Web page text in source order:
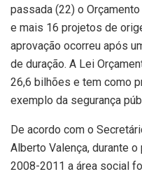
passada (22) o
e mais 16 projetos de
aprovação ocorreu após
de duração. A Lei
26,6 bilhões e tem como
exemplo da segurança
De acordo com o
Alberto Valença, durante
2008-2011 a área social